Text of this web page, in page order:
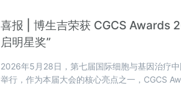
喜报 | 博生吉荣获 CGCS Awards
启明星奖”
2026年5月28日，第七届国际细胞与基因治疗
举行，作为本届大会的核心亮点之一，CGCS